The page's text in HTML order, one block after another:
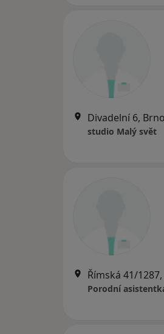
Divadelní 6, Brno
studio Malý svět
Římská 41/
Porodní